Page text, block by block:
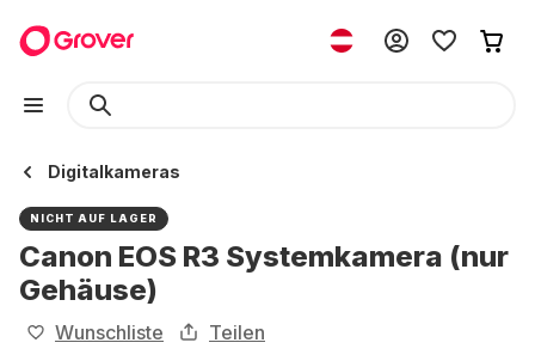
Digitalkameras
NICHT AUF LAGER
Canon EOS R3 Systemkamera (nur
Gehäuse)
Wunschliste Teilen